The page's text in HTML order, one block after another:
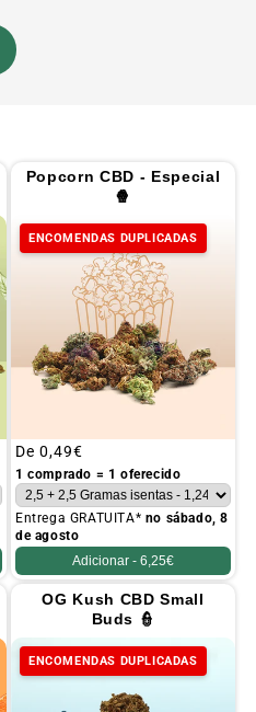
Popcorn CBD - Especial
🍿
ENCOMENDAS DUPLICADAS
Preço
habitual
De 0,49€
1 comprado = 1 oferecido
Entrega GRATUITA* no sábado, 8
de agosto
Adicionar - 6,25€
OG Kush CBD Small
Buds 👮
ENCOMENDAS DUPLICADAS